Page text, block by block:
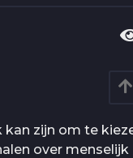
zijn om te
over menselijk